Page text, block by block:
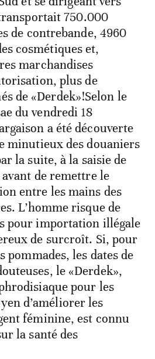
750.000
de contrebande, 4960
cosmétiques et,
marchandises
plus de
de «Derdek»!Selon le
du vendredi 18
a été découverte
minutieux des douaniers
la suite, à la saisie de
de remettre le
entre les mains des
L’homme risque de
pour importation illégale
de surcroît. Si, pour
pommades, les dates de
le «Derdek»,
pour les
d’améliorer les
féminine, est connu
la santé des